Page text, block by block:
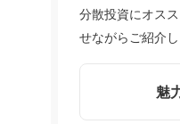
分散投資にオス
せながらご紹介し
魅